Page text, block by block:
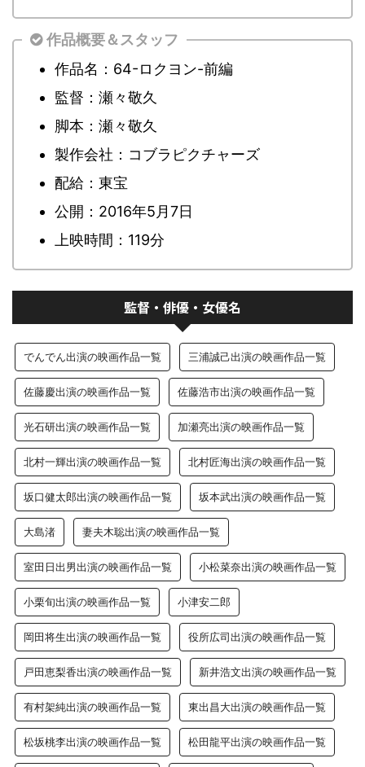
作品概要＆スタッフ
作品名：64-ロクヨン-前編
監督：瀬々敬久
脚本：瀬々敬久
製作会社：コブラピクチャーズ
配給：東宝
公開：2016年5月7日
上映時間：119分
監督・俳優・女優名
でんでん出演の映画作品一覧 三浦誠己出演の映画作品一覧
佐藤慶出演の映画作品一覧 佐藤浩市出演の映画作品一覧
光石研出演の映画作品一覧 加瀬亮出演の映画作品一覧
北村一輝出演の映画作品一覧 北村匠海出演の映画作品一覧
坂口健太郎出演の映画作品一覧 坂本武出演の映画作品一覧
大島渚 妻夫木聡出演の映画作品一覧
室田日出男出演の映画作品一覧 小松菜奈出演の映画作品一覧
小栗旬出演の映画作品一覧 小津安二郎
岡田将生出演の映画作品一覧 役所広司出演の映画作品一覧
戸田恵梨香出演の映画作品一覧 新井浩文出演の映画作品一覧
有村架純出演の映画作品一覧 東出昌大出演の映画作品一覧
松坂桃李出演の映画作品一覧 松田龍平出演の映画作品一覧